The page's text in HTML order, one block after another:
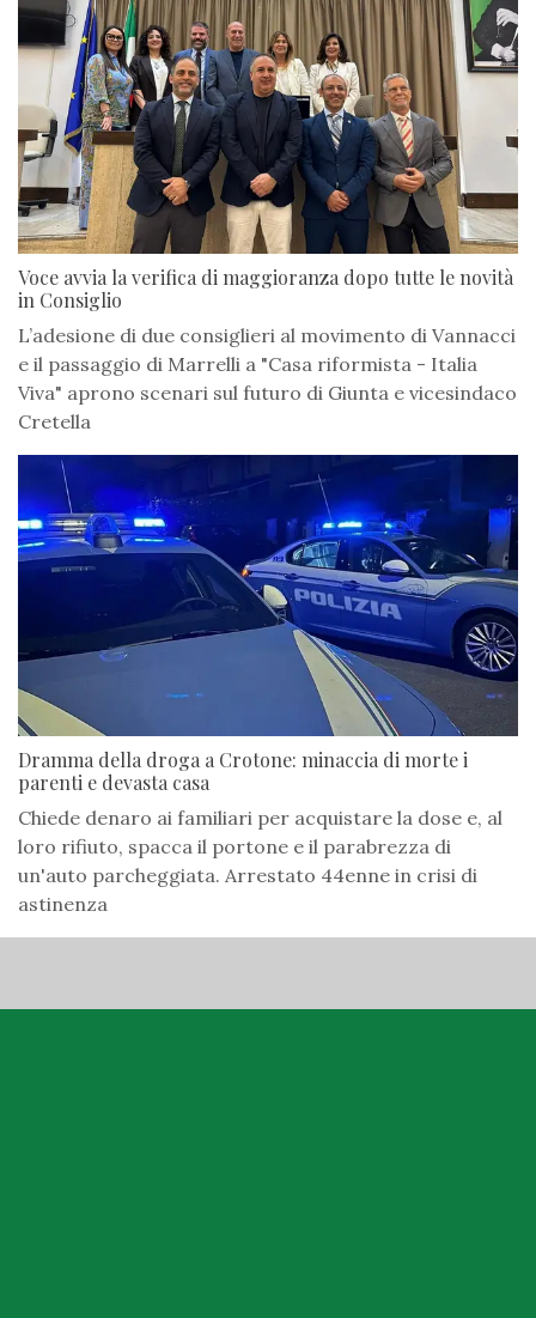
Voce avvia la verifica di maggioranza dopo tutte le novità
in Consiglio
L’adesione di due consiglieri al movimento di Vannacci
e il passaggio di Marrelli a "Casa riformista - Italia
Viva" aprono scenari sul futuro di Giunta e vicesindaco
Cretella
Dramma della droga a Crotone: minaccia di morte i
parenti e devasta casa
Chiede denaro ai familiari per acquistare la dose e, al
loro rifiuto, spacca il portone e il parabrezza di
un'auto parcheggiata. Arrestato 44enne in crisi di
astinenza